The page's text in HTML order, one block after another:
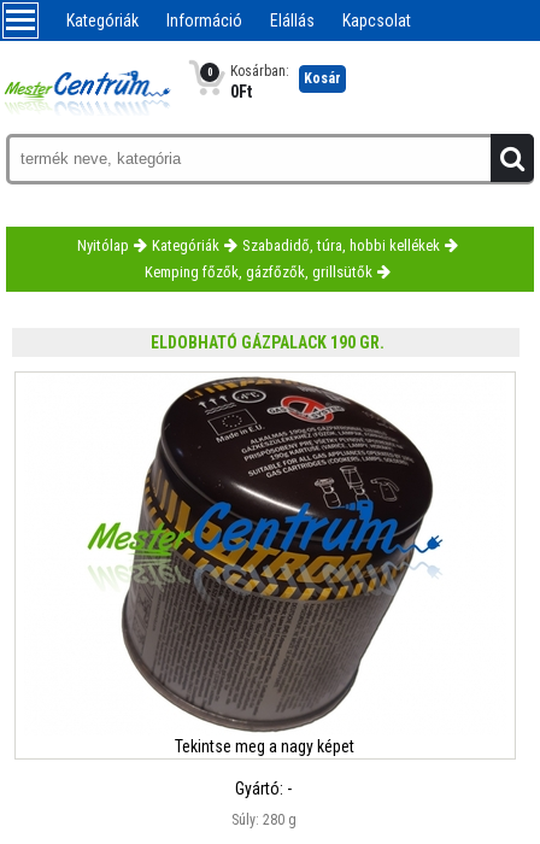
Kategóriák Információ Elállás Kapcsolat
0 Kosárban:
0Ft
Kosár
Nyitólap Kategóriák
Szabadidő, túra, hobbi kellékek
Kemping főzők, gázfőzők, grillsütők
ELDOBHATÓ GÁZPALACK 190 GR.
Tekintse meg a nagy képet
Gyártó: -
Súly: 280 g